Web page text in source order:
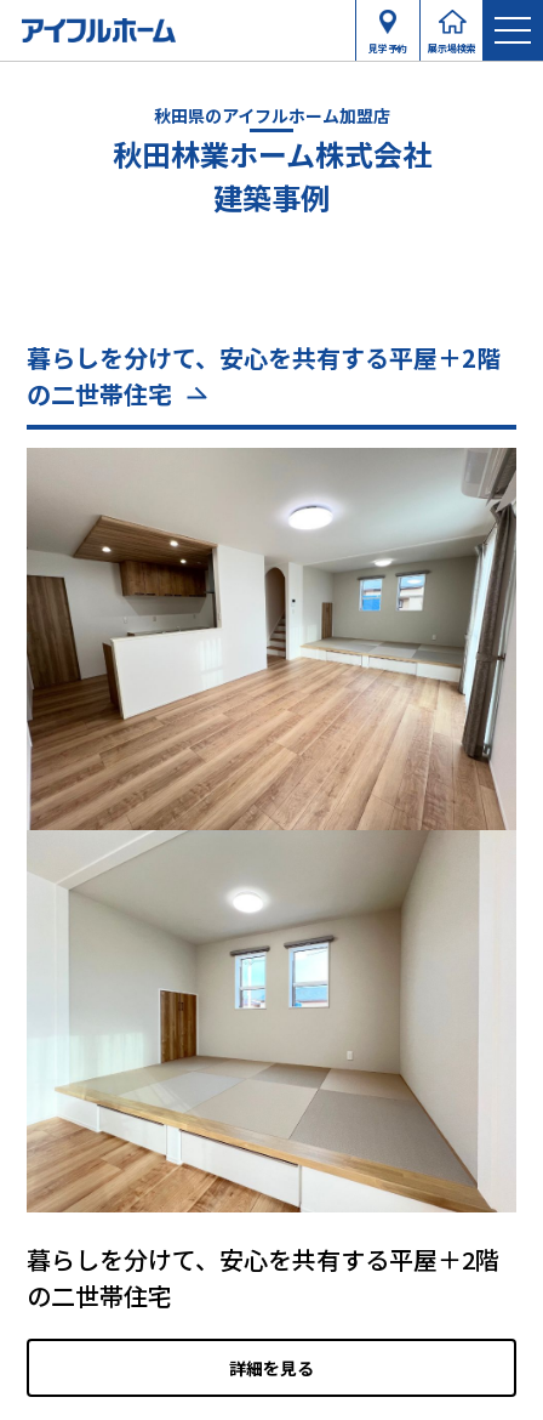
見学予約 展示場検索
秋田県のアイフルホーム加盟店
秋田林業ホーム株式会社
建築事例
暮らしを分けて、安心を共有する平屋＋2階
の二世帯住宅
暮らしを分けて、安心を共有する平屋＋2階
の二世帯住宅
詳細を見る